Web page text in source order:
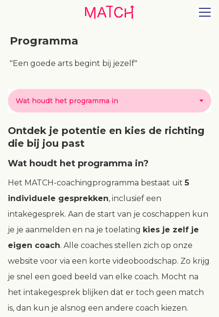
Programma
"Een goede arts begint bij jezelf"
Wat houdt het programma in
Ontdek je potentie en kies de richting
die bij jou past
Wat houdt het programma in?
Het MATCH-coachingprogramma bestaat uit5
individuele gesprekken, inclusief een
intakegesprek. Aan de start van je coschappen kun
je je aanmelden en na je toelating kies je zelf je
eigen coach. Alle coaches stellen zich op onze
website voor via een korte videoboodschap. Zo krijg
je snel een goed beeld van elke coach. Mocht na
het intakegesprek blijken dat er toch geen match
is, dan kun je alsnog een andere coach kiezen.